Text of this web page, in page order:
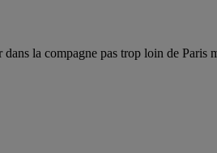
la compagne pas trop loin de